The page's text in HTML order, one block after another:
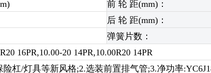
前 轮 距(mm)：
后 轮 距(mm)：
弹簧片数：
16PR,10.00-20 14PR,10.00R20 14PR
杠/灯具等新风格;2.选装前置排气管;3.净功率